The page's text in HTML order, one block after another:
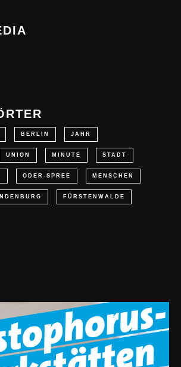
BERLIN JAHR
UNION MINUTE STADT
ODER-SPREE MENSCHEN
FÜRSTENWALDE